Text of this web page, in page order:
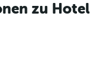
zu Hotel